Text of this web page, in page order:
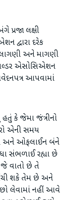
પ્રજા લક્ષી
દ્વારા દરેક
અને માગણી
એસોસિએશન
આપવામાં
કે જેમા જંત્રીનો
એની સમય
અને ઓફલાઈન બંને
સંભળાઈ રહ્યા છે
જે વાતો છે તે
શકે તેમ છે અને
લેવામાં નહીં આવે